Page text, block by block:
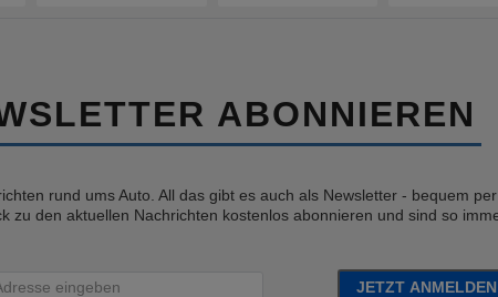
ABONNIEREN
rund ums Auto. All das gibt es auch als Newsletter - bequem
zu den aktuellen Nachrichten kostenlos abonnieren und sind so
JETZT ANMELDEN